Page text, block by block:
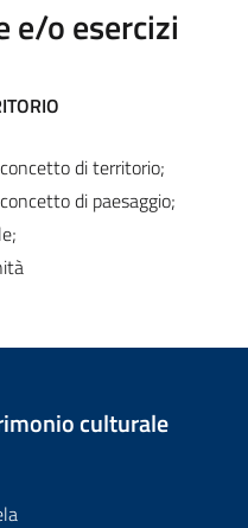
e/o esercizi
di territorio;
di paesaggio;
culturale